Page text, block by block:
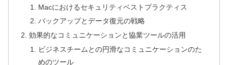
Macにおけるセキュリティベストプラクティス
バックアップとデータ復元の戦略
効果的なコミュニケーションと協業ツールの活用
ビジネスチームとの円滑なコミュニケーションのた
めのツール